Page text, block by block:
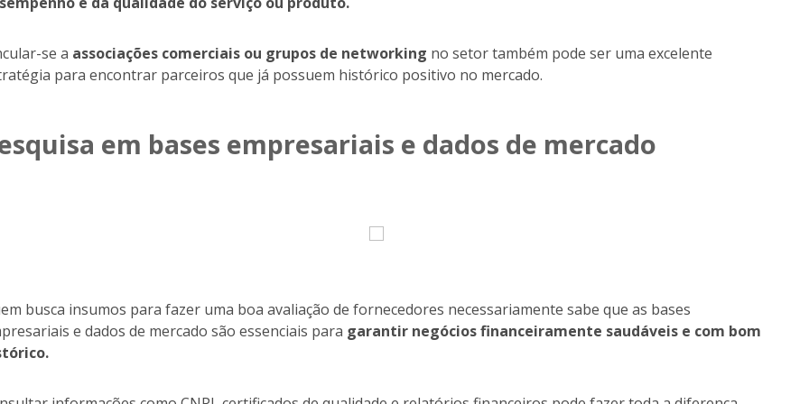
se a associações comerciais ou grupos de networking no setor também pode ser uma excelente
para encontrar parceiros que já possuem histórico positivo no mercado.
em bases empresariais e dados de mercado
busca insumos para fazer uma boa avaliação de fornecedores necessariamente sabe que as bases
e dados de mercado são essenciais para garantir negócios financeiramente saudáveis e com bom